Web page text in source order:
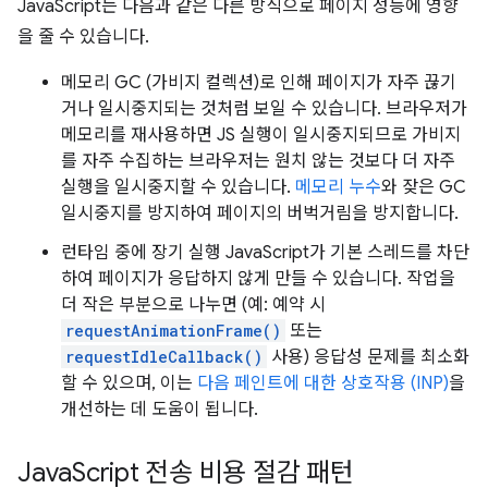
JavaScript는 다음과 같은 다른 방식으로 페이지 성능에 영향
을 줄 수 있습니다.
메모리 GC (가비지 컬렉션)로 인해 페이지가 자주 끊기
거나 일시중지되는 것처럼 보일 수 있습니다. 브라우저가
메모리를 재사용하면 JS 실행이 일시중지되므로 가비지
를 자주 수집하는 브라우저는 원치 않는 것보다 더 자주
실행을 일시중지할 수 있습니다. 메모리 누수와 잦은 GC
일시중지를 방지하여 페이지의 버벅거림을 방지합니다.
런타임 중에 장기 실행 JavaScript가 기본 스레드를 차단
하여 페이지가 응답하지 않게 만들 수 있습니다. 작업을
더 작은 부분으로 나누면 (예: 예약 시
requestAnimationFrame() 또는
requestIdleCallback() 사용) 응답성 문제를 최소화
할 수 있으며, 이는 다음 페인트에 대한 상호작용 (INP)을
개선하는 데 도움이 됩니다.
JavaScript 전송 비용 절감 패턴